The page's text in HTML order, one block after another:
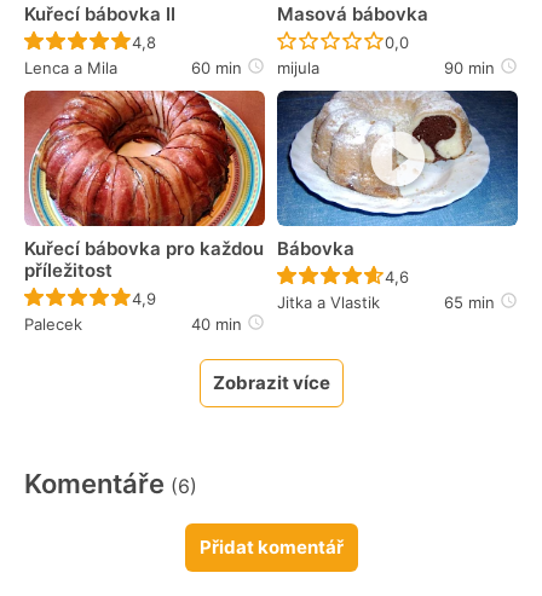
Kuřecí bábovka II
Recept ještě nebyl hodnocen
4,8
Lenca a Mila
60 min
Masová bábovka
Recept ještě nebyl
0,0
mijula
90 min
Kuřecí bábovka pro každou
příležitost
Recept ještě nebyl hodnocen
4,9
Palecek
40 min
Bábovka
Recept ještě nebyl
4,6
Jitka a Vlastik
65 min
Zobrazit více
Komentáře (6)
Přidat komentář